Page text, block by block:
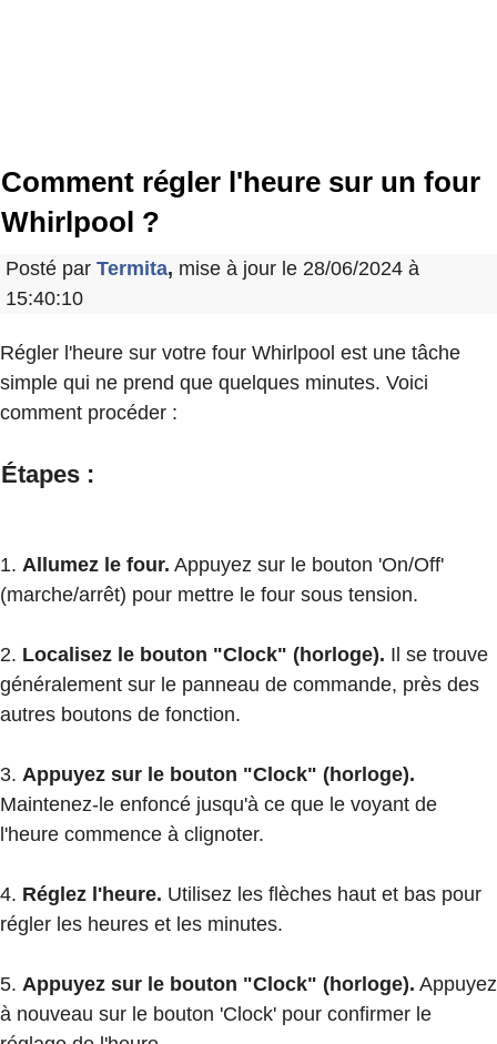
Comment régler l'heure sur un four
Whirlpool ?
Posté par Termita, mise à jour le 28/06/2024 à
15:40:10
Régler l'heure sur votre four Whirlpool est une tâche
simple qui ne prend que quelques minutes. Voici
comment procéder :
Étapes :
1. Allumez le four. Appuyez sur le bouton 'On/Off'
(marche/arrêt) pour mettre le four sous tension.
2. Localisez le bouton "Clock" (horloge). Il se trouve
généralement sur le panneau de commande, près des
autres boutons de fonction.
3. Appuyez sur le bouton "Clock" (horloge).
Maintenez-le enfoncé jusqu'à ce que le voyant de
l'heure commence à clignoter.
4. Réglez l'heure. Utilisez les flèches haut et bas pour
régler les heures et les minutes.
5. Appuyez sur le bouton "Clock" (horloge). Appuyez
à nouveau sur le bouton 'Clock' pour confirmer le